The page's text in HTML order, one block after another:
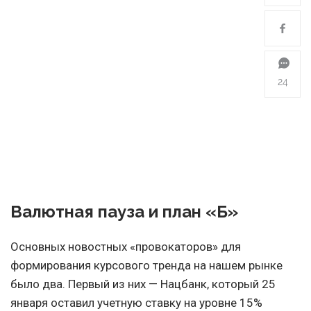
24
Валютная пауза и план «Б»
Основных новостных «провокаторов» для
формирования курсового тренда на нашем рынке
было два. Первый из них — Нацбанк, который 25
января оставил учетную ставку на уровне 15%